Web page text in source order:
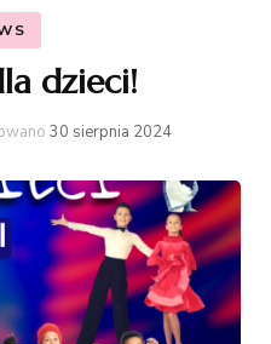
dzieci!
30 sierpnia 2024